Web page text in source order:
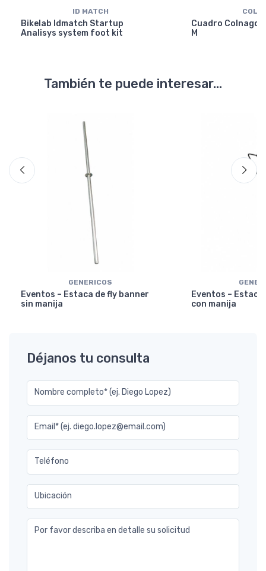
ID MATCH
Bikelab Idmatch Startup
Analisys system foot kit
Cuadro Colnago
M
También te puede interesar...
GENERICOS
Eventos – Estaca de fly banner
sin manija
Eventos –
con manija
Déjanos tu consulta
Nombre completo* (ej. Diego Lopez)
Email* (ej. diego.lopez@email.com)
Teléfono
Ubicación
Por favor describa en detalle su solicitud